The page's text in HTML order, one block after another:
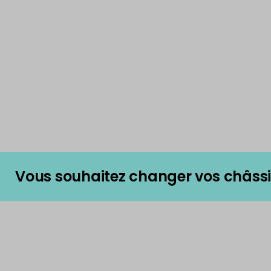
Vous souhaitez changer vos